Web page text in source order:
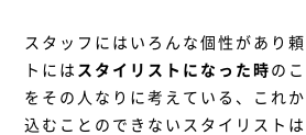
スタッフにはいろんな個性があり
トには スタイリストになった時 の
をその人なりに考えている、これ
込むことのできないスタイリスト